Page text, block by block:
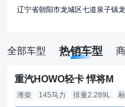
全部车型 热销车型
重汽HOWO轻卡 悍将M
潍柴 145马力 排量2.289L